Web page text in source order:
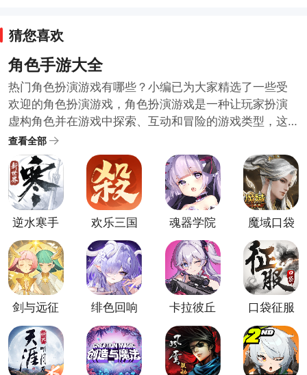
猜您喜欢
角色手游大全
热门角色扮演游戏有哪些？小编已为大家精选了一些受
欢迎的角色扮演游戏，角色扮演游戏是一种让玩家扮演
虚构角色并在游戏中探索、互动和冒险的游戏类型，这
些游戏通常拥有深入的剧情和复杂的角色发展系统，给
玩家带来身临其境的沉浸式体验，如果你对角色扮演游
戏感兴趣，下面这些游戏值得一试！快来挑选一个开始
你的冒险之旅吧！
查看全部
逆水寒手
游官方版
欢乐三国
杀官方版
魂器学院
手游
魔域口袋
版
剑与远征
官方版
绯色回响
国际服
卡拉彼丘
官方正版
口袋征服
官方正版